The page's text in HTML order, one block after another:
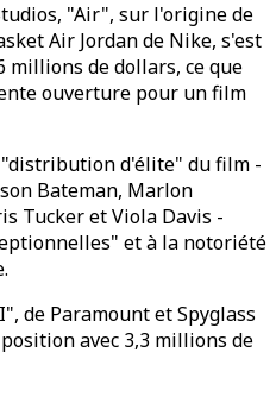
"Air", sur l'origine de
Air Jordan de Nike, s'est
millions de dollars, ce que
ouverture pour un film
d'élite" du film -
Bateman, Marlon
Tucker et Viola Davis -
et à la notoriété
de Paramount et Spyglass
avec 3,3 millions de